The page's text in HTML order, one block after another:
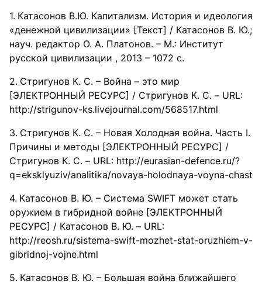
Катасонов В.Ю. Капитализм. История и идеология
«денежной цивилизации» [Текст] / Катасонов В. Ю.;
науч. редактор О. А. Платонов. – М.: Институт
русской цивилизации , 2013 – 1072 с.
Стригунов К. С. – Война – это мир
[ЭЛЕКТРОННЫЙ РЕСУРС] / Стригунов К. С. – URL:
http://strigunov-ks.livejournal.com/568517.html
Стригунов К. С. – Новая Холодная война. Часть I.
Причины и методы [ЭЛЕКТРОННЫЙ РЕСУРС] /
Стригунов К. С. – URL: http://eurasian-defence.ru/?
q=eksklyuziv/analitika/novaya-holodnaya-voyna-chast
Катасонов В. Ю. – Система SWIFT может стать
оружием в гибридной войне [ЭЛЕКТРОННЫЙ
РЕСУРС] / Катасонов В. Ю. – URL:
http://reosh.ru/sistema-swift-mozhet-stat-oruzhiem-v-
gibridnoj-vojne.html
Катасонов В. Ю. – Большая война ближайшего